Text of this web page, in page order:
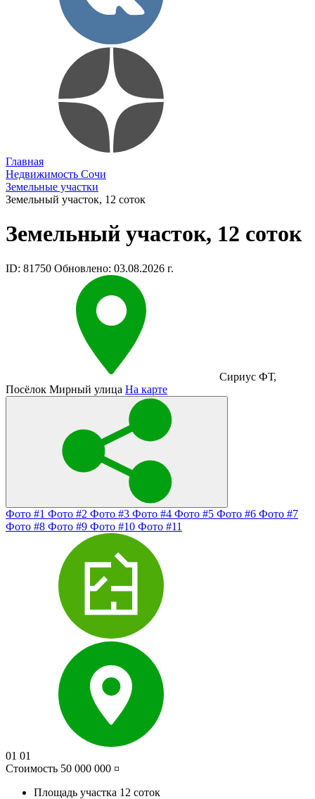
Главная
Недвижимость Сочи
Земельные участки
Земельный участок, 12 соток
Земельный участок, 12 соток
ID: 81750 Обновлено: 03.08.2026 г.
Сириус ФТ,
Посёлок Мирный улица На карте
Фото #1 Фото #2 Фото #3 Фото #4 Фото #5 Фото #6 Фото #7
Фото #8 Фото #9 Фото #10 Фото #11
01 01
Стоимость 50 000 000 ¤
Площадь участка 12 соток